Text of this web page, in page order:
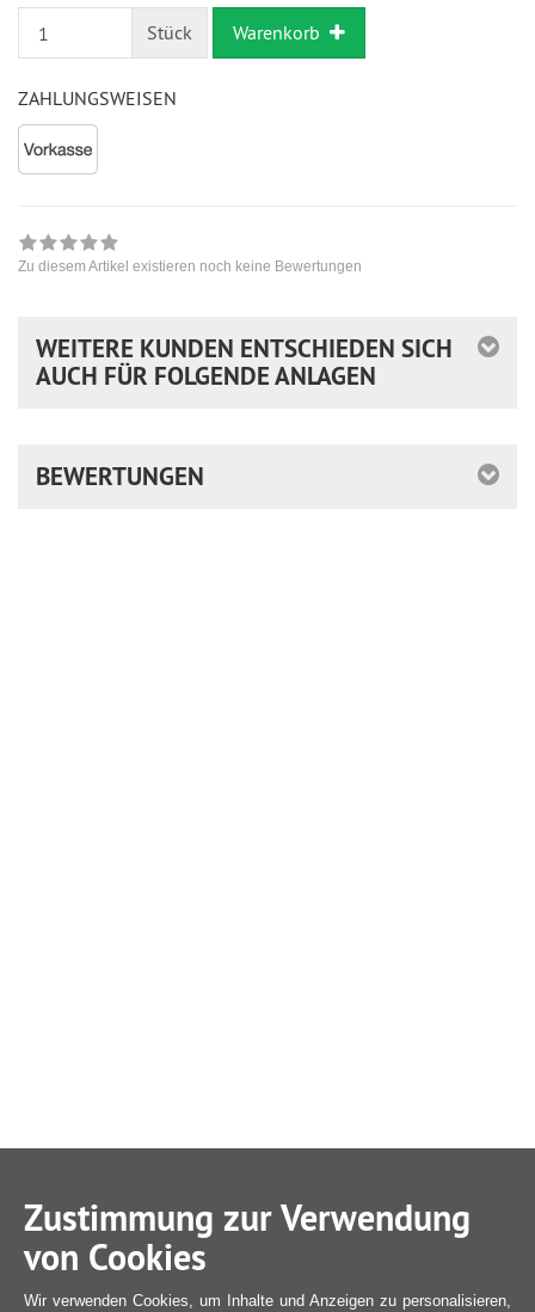
Stück Warenkorb
ZAHLUNGSWEISEN
Zu diesem Artikel existieren noch keine Bewertungen
WEITERE KUNDEN ENTSCHIEDEN SICH
AUCH FÜR FOLGENDE ANLAGEN
BEWERTUNGEN
Zustimmung zur Verwendung
von Cookies
Wir verwenden Cookies, um Inhalte und Anzeigen zu personalisieren,